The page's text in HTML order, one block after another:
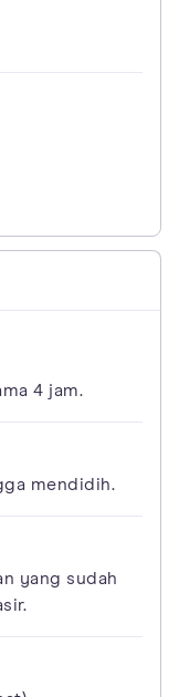
4 jam.
mendidih.
yang sudah